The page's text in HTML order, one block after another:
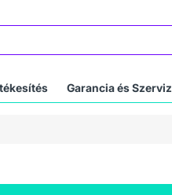
Garancia és Szerviz